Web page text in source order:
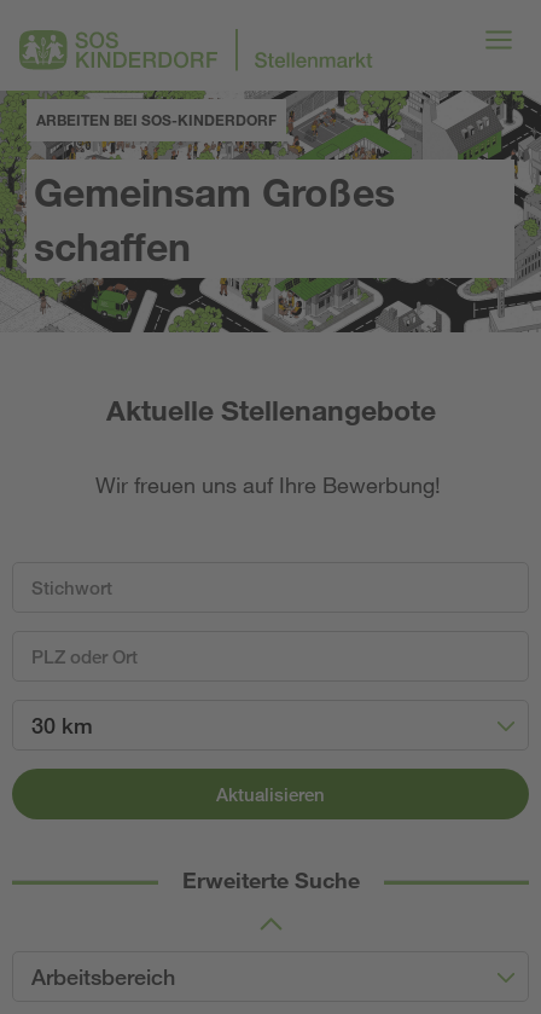
ARBEITEN BEI SOS-KINDERDORF
Gemeinsam Großes
schaffen
Aktuelle Stellenangebote
Wir freuen uns auf Ihre Bewerbung!
30 km
Aktualisieren
Erweiterte Suche
Arbeitsbereich